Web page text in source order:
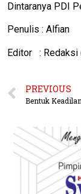
Dintaranya PDI
Penulis : Alfian
Editor : Redaksi
PREVIOUS